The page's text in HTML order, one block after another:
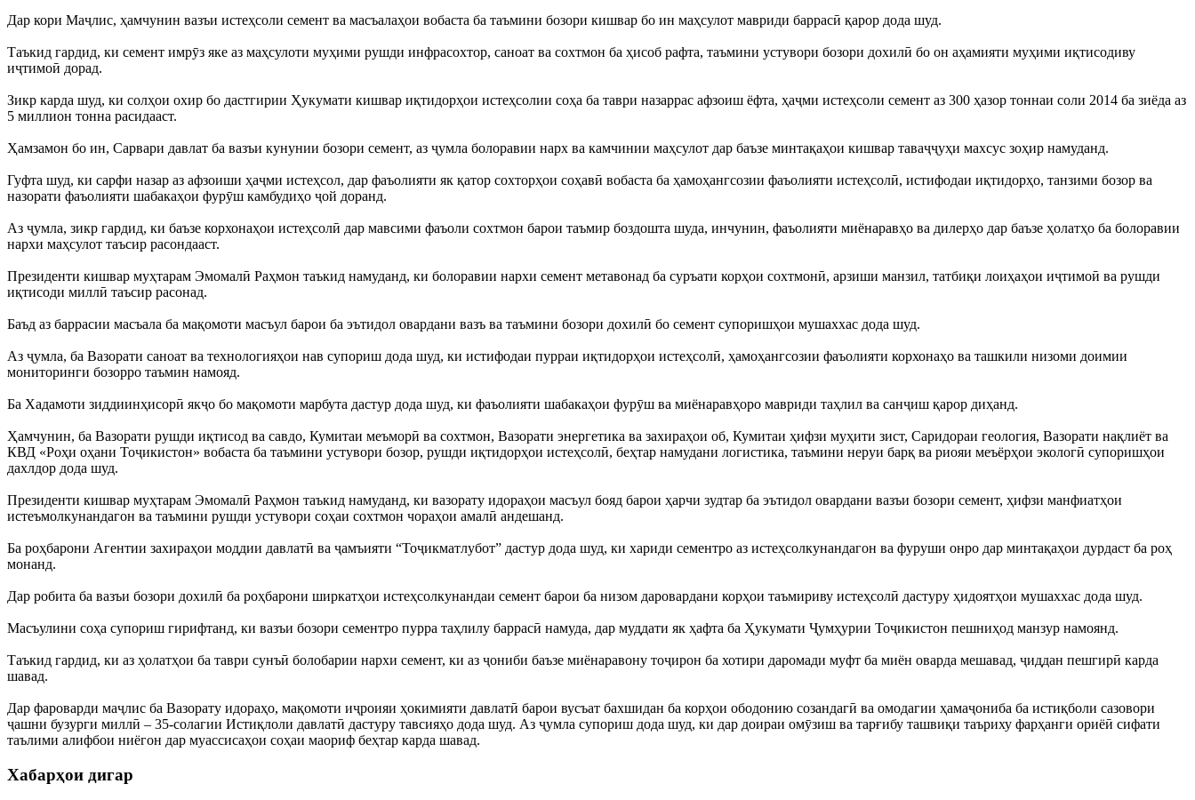
Дар кори Маҷлис, ҳамчунин вазъи истеҳсоли семент ва масъалаҳои вобаста ба таъмини бозори кишвар бо ин маҳсулот мавриди баррасӣ қарор дода шуд.
Таъкид гардид, ки семент имрӯз яке аз маҳсулоти муҳими рушди инфрасохтор, саноат ва сохтмон ба ҳисоб рафта, таъмини устувори бозори дохилӣ бо он аҳамияти муҳими иқтисодиву
иҷтимоӣ дорад.
Зикр карда шуд, ки солҳои охир бо дастгирии Ҳукумати кишвар иқтидорҳои истеҳсолии соҳа ба таври назаррас афзоиш ёфта, ҳаҷми истеҳсоли семент аз 300 ҳазор тоннаи соли 2014 ба зиёда аз
5 миллион тонна расидааст.
Ҳамзамон бо ин, Сарвари давлат ба вазъи кунунии бозори семент, аз ҷумла болоравии нарх ва камчинии маҳсулот дар баъзе минтақаҳои кишвар таваҷҷуҳи махсус зоҳир намуданд.
Гуфта шуд, ки сарфи назар аз афзоиши ҳаҷми истеҳсол, дар фаъолияти як қатор сохторҳои соҳавӣ вобаста ба ҳамоҳангсозии фаъолияти истеҳсолӣ, истифодаи иқтидорҳо, танзими бозор ва
назорати фаъолияти шабакаҳои фурӯш камбудиҳо ҷой доранд.
Аз ҷумла, зикр гардид, ки баъзе корхонаҳои истеҳсолӣ дар мавсими фаъоли сохтмон барои таъмир боздошта шуда, инчунин, фаъолияти миёнаравҳо ва дилерҳо дар баъзе ҳолатҳо ба болоравии
нархи маҳсулот таъсир расондааст.
Президенти кишвар муҳтарам Эмомалӣ Раҳмон таъкид намуданд, ки болоравии нархи семент метавонад ба суръати корҳои сохтмонӣ, арзиши манзил, татбиқи лоиҳаҳои иҷтимоӣ ва рушди
иқтисоди миллӣ таъсир расонад.
Баъд аз баррасии масъала ба мақомоти масъул барои ба эътидол овардани вазъ ва таъмини бозори дохилӣ бо семент супоришҳои мушаххас дода шуд.
Аз ҷумла, ба Вазорати саноат ва технологияҳои нав супориш дода шуд, ки истифодаи пурраи иқтидорҳои истеҳсолӣ, ҳамоҳангсозии фаъолияти корхонаҳо ва ташкили низоми доимии
мониторинги бозорро таъмин намояд.
Ба Хадамоти зиддиинҳисорӣ якҷо бо мақомоти марбута дастур дода шуд, ки фаъолияти шабакаҳои фурӯш ва миёнаравҳоро мавриди таҳлил ва санҷиш қарор диҳанд.
Ҳамчунин, ба Вазорати рушди иқтисод ва савдо, Кумитаи меъморӣ ва сохтмон, Вазорати энергетика ва захираҳои об, Кумитаи ҳифзи муҳити зист, Саридораи геология, Вазорати нақлиёт ва
КВД «Роҳи оҳани Тоҷикистон» вобаста ба таъмини устувори бозор, рушди иқтидорҳои истеҳсолӣ, беҳтар намудани логистика, таъмини неруи барқ ва риояи меъёрҳои экологӣ супоришҳои
дахлдор дода шуд.
Президенти кишвар муҳтарам Эмомалӣ Раҳмон таъкид намуданд, ки вазорату идораҳои масъул бояд барои ҳарчи зудтар ба эътидол овардани вазъи бозори семент, ҳифзи манфиатҳои
истеъмолкунандагон ва таъмини рушди устувори соҳаи сохтмон чораҳои амалӣ андешанд.
Ба роҳбарони Агентии захираҳои моддии давлатӣ ва ҷамъияти “Тоҷикматлубот” дастур дода шуд, ки хариди сементро аз истеҳсолкунандагон ва фуруши онро дар минтақаҳои дурдаст ба роҳ
монанд.
Дар робита ба вазъи бозори дохилӣ ба роҳбарони ширкатҳои истеҳсолкунандаи семент барои ба низом даровардани корҳои таъмириву истеҳсолӣ дастуру ҳидоятҳои мушаххас дода шуд.
Масъулини соҳа супориш гирифтанд, ки вазъи бозори сементро пурра таҳлилу баррасӣ намуда, дар муддати як ҳафта ба Ҳукумати Ҷумҳурии Тоҷикистон пешниҳод манзур намоянд.
Таъкид гардид, ки аз ҳолатҳои ба таври сунъӣ болобарии нархи семент, ки аз ҷониби баъзе миёнаравону тоҷирон ба хотири даромади муфт ба миён оварда мешавад, ҷиддан пешгирӣ карда
шавад.
Дар фароварди маҷлис ба Вазорату идораҳо, мақомоти иҷроияи ҳокимияти давлатӣ барои вусъат бахшидан ба корҳои ободонию созандагӣ ва омодагии ҳамаҷониба ба истиқболи сазовори
ҷашни бузурги миллӣ – 35-солагии Истиқлоли давлатӣ дастуру тавсияҳо дода шуд. Аз ҷумла супориш дода шуд, ки дар доираи омӯзиш ва тарғибу ташвиқи таъриху фарҳанги ориёӣ сифати
таълими алифбои ниёгон дар муассисаҳои соҳаи маориф беҳтар карда шавад.
Хабарҳои дигар